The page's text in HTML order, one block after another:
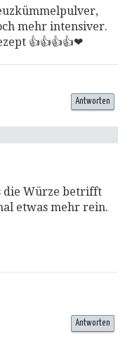
mehr intensiver.
👍👍👍👍❤
die Würze betrifft
etwas mehr rein.
Antworten
Antworten